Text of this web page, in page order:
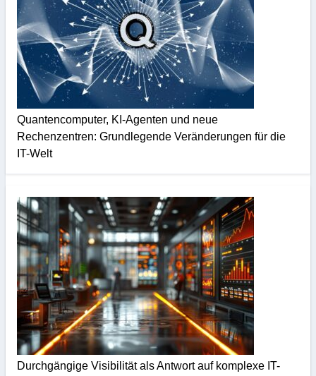
Quantencomputer, KI-Agenten und neue
Rechenzentren: Grundlegende Veränderungen für die
IT-Welt
Durchgängige Visibilität als Antwort auf komplexe IT-